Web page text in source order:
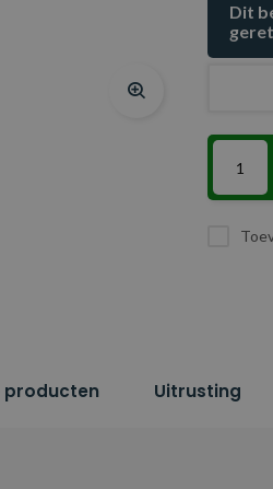
Dit
producten Uitrusting